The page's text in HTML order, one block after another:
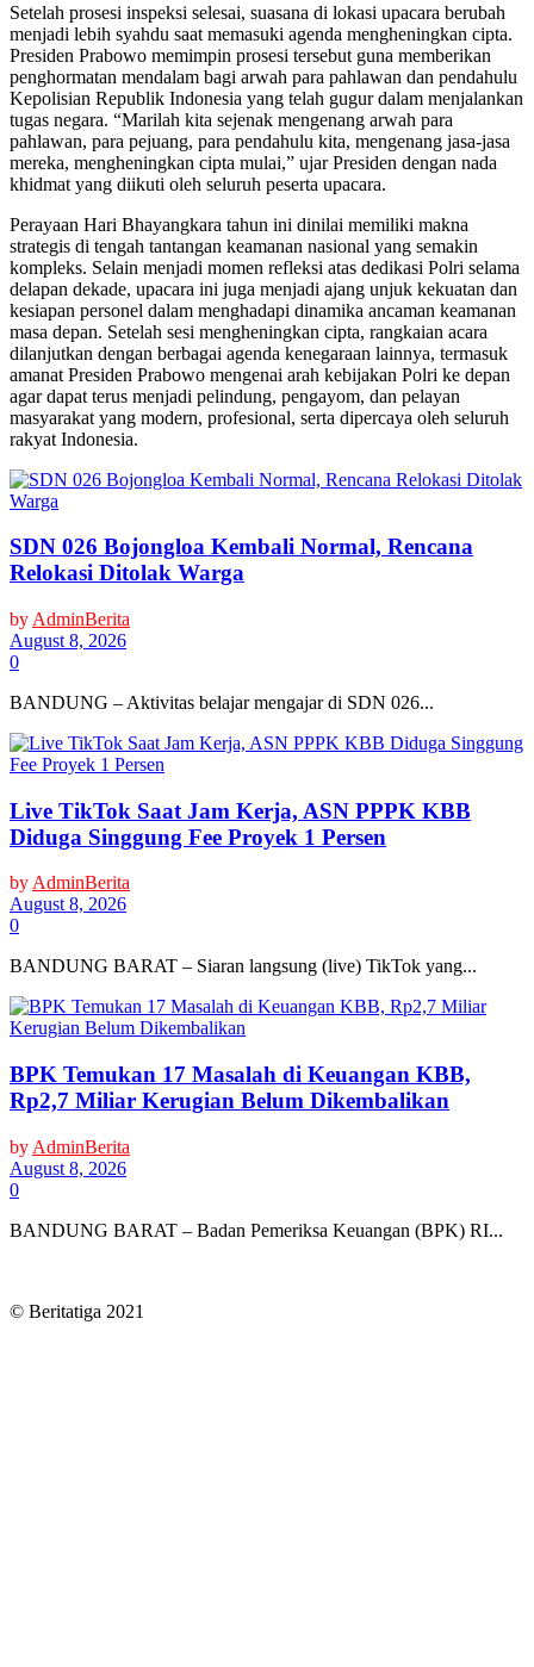
Setelah prosesi inspeksi selesai, suasana di lokasi upacara berubah
menjadi lebih syahdu saat memasuki agenda mengheningkan cipta.
Presiden Prabowo memimpin prosesi tersebut guna memberikan
penghormatan mendalam bagi arwah para pahlawan dan pendahulu
Kepolisian Republik Indonesia yang telah gugur dalam menjalankan
tugas negara. “Marilah kita sejenak mengenang arwah para
pahlawan, para pejuang, para pendahulu kita, mengenang jasa-jasa
mereka, mengheningkan cipta mulai,” ujar Presiden dengan nada
khidmat yang diikuti oleh seluruh peserta upacara.
Perayaan Hari Bhayangkara tahun ini dinilai memiliki makna
strategis di tengah tantangan keamanan nasional yang semakin
kompleks. Selain menjadi momen refleksi atas dedikasi Polri selama
delapan dekade, upacara ini juga menjadi ajang unjuk kekuatan dan
kesiapan personel dalam menghadapi dinamika ancaman keamanan
masa depan. Setelah sesi mengheningkan cipta, rangkaian acara
dilanjutkan dengan berbagai agenda kenegaraan lainnya, termasuk
amanat Presiden Prabowo mengenai arah kebijakan Polri ke depan
agar dapat terus menjadi pelindung, pengayom, dan pelayan
masyarakat yang modern, profesional, serta dipercaya oleh seluruh
rakyat Indonesia.
SDN 026 Bojongloa Kembali Normal, Rencana
Relokasi Ditolak Warga
by AdminBerita
August 8, 2026
0
BANDUNG – Aktivitas belajar mengajar di SDN 026...
Live TikTok Saat Jam Kerja, ASN PPPK KBB
Diduga Singgung Fee Proyek 1 Persen
by AdminBerita
August 8, 2026
0
BANDUNG BARAT – Siaran langsung (live) TikTok yang...
BPK Temukan 17 Masalah di Keuangan KBB,
Rp2,7 Miliar Kerugian Belum Dikembalikan
by AdminBerita
August 8, 2026
0
BANDUNG BARAT – Badan Pemeriksa Keuangan (BPK) RI...
© Beritatiga 2021